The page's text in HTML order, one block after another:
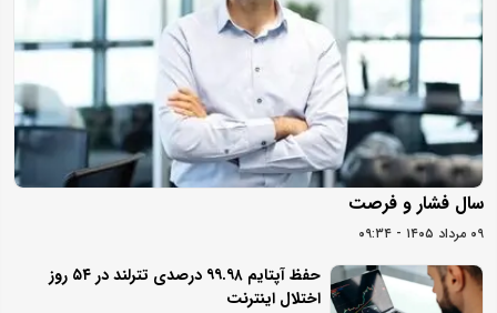
سال فشار و فرصت
۰۹ مرداد ۱۴۰۵ - ۰۹:۳۴
حفظ آپتایم ۹۹.۹۸ درصدی تترلند در ۵۴ روز
اختلال اینترنت